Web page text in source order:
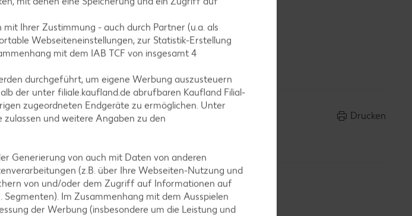
die Backzeit vom Waffeleisen ab.
Drucken
Ihrer Zustimmung - auch durch Partner (u.a. als
Webseiteneinstellungen, zur Statistik-Erstellung
mit dem IAB TCF von insgesamt4
durchgeführt, um eigene Werbung auszusteuern
der unter filiale.kaufland.de abrufbaren Kaufland Filial-
zugeordneten Endgeräte zu ermöglichen. Unter
zulassen und weitere Angaben zu den
Generierung von auch mit Daten von anderen
(z.B. über Ihre Webseiten-Nutzung und
von und/oder dem Zugriff auf Informationen auf
Im Zusammenhang mit dem Ausspielen
der Werbung (insbesondere um die Leistung und